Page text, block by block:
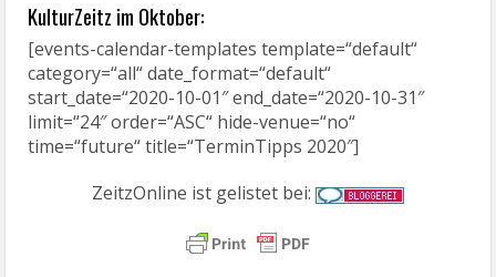
KulturZeitz im Oktober:
[events-calendar-templates template=“default“
category=“all“ date_format=“default“
start_date=“2020-10-01″ end_date=“2020-10-31″
limit=“24″ order=“ASC“ hide-venue=“no“
time=“future“ title=“TerminTipps 2020″]
ZeitzOnline ist gelistet bei: